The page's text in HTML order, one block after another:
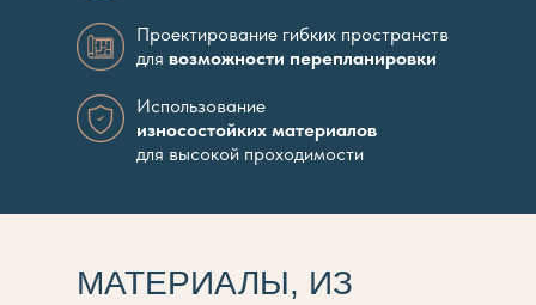
Использование
износостойких материалов
для высокой проходимости
Проектирование гибких пространств
для возможности перепланировки
МАТЕРИАЛЫ, ИЗ